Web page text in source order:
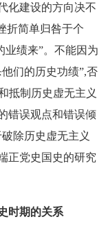
化建设的方向决不
折简单归咎于个
绩来”。不能因为
们的历史功绩”,否
抵制历史虚无主义
错误观点和错误倾
除历史虚无主义
正党史国史的研究
时期的关系